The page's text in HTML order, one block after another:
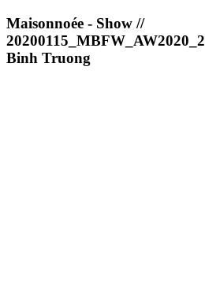
Maisonnoée - Show //
Binh Truong